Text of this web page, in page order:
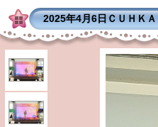
2025年4月6日ＣＵＨＫ